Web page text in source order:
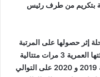
بتكريم من طرف رئيس
إثر حصولها على المرتبة
الأولى عالميا في الحساب الذهني لفئتها العمرية 3 مرات متتالية
الأولى و الثانية كانتا على التوالي سنة 2019 و 2020 على التوالي